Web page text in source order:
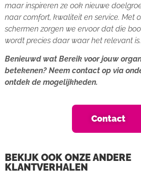
maar inspireren ze ook nieuwe
naar comfort, kwaliteit en service. Met
schermen zorgen we ervoor dat die
wordt precies daar waar het relevant is.
Benieuwd wat Bereik voor jouw
betekenen? Neem contact op via
ontdek de mogelijkheden.
Contact
BEKIJK OOK ONZE ANDERE
KLANTVERHALEN